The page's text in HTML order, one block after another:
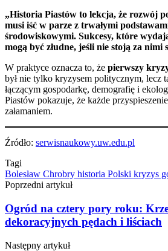
„Historia Piastów to lekcja, że rozwój
musi iść w parze z trwałymi
środowiskowymi. Sukcesy, które
mogą być złudne, jeśli nie stoją za nimi
W praktyce oznacza to, że pierwszy
był nie tylko kryzysem politycznym, lecz
łączącym gospodarkę, demografię i
Piastów pokazuje, że każde
załamaniem.
Źródło: serwisnaukowy.uw.edu.pl
Tagi
Bolesław Chrobry historia Polski kryzys
Poprzedni artykuł
Ogród na cztery pory roku:
dekoracyjnych pędach i liściach
Następny artykuł